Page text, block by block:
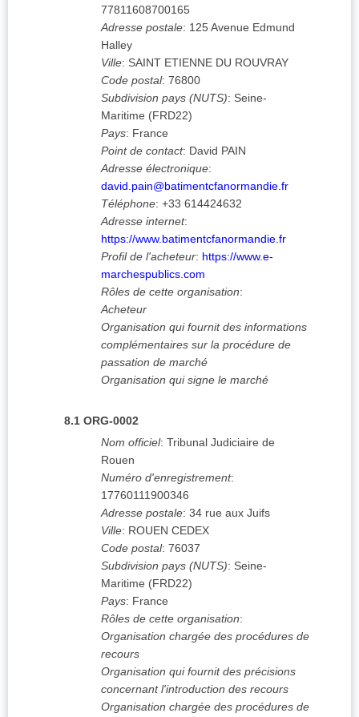
77811608700165
Adresse postale: 125 Avenue Edmund
Halley
Ville: SAINT ETIENNE DU ROUVRAY
Code postal: 76800
Subdivision pays (NUTS): Seine-
Maritime (FRD22)
Pays: France
Point de contact: David PAIN
Adresse électronique:
david.pain@batimentcfanormandie.fr
Téléphone: +33 614424632
Adresse internet:
https://www.batimentcfanormandie.fr
Profil de l'acheteur: https://www.e-
marchespublics.com
Rôles de cette organisation:
Acheteur
Organisation qui fournit des informations
complémentaires sur la procédure de
passation de marché
Organisation qui signe le marché
8.1 ORG-0002
Nom officiel: Tribunal Judiciaire de
Rouen
Numéro d'enregistrement:
17760111900346
Adresse postale: 34 rue aux Juifs
Ville: ROUEN CEDEX
Code postal: 76037
Subdivision pays (NUTS): Seine-
Maritime (FRD22)
Pays: France
Rôles de cette organisation:
Organisation chargée des procédures de
recours
Organisation qui fournit des précisions
concernant l'introduction des recours
Organisation chargée des procédures de